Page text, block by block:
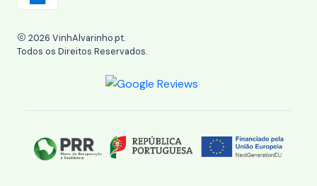
2026 VinhAlvarinho.pt.
Todos os Direitos Reservados.